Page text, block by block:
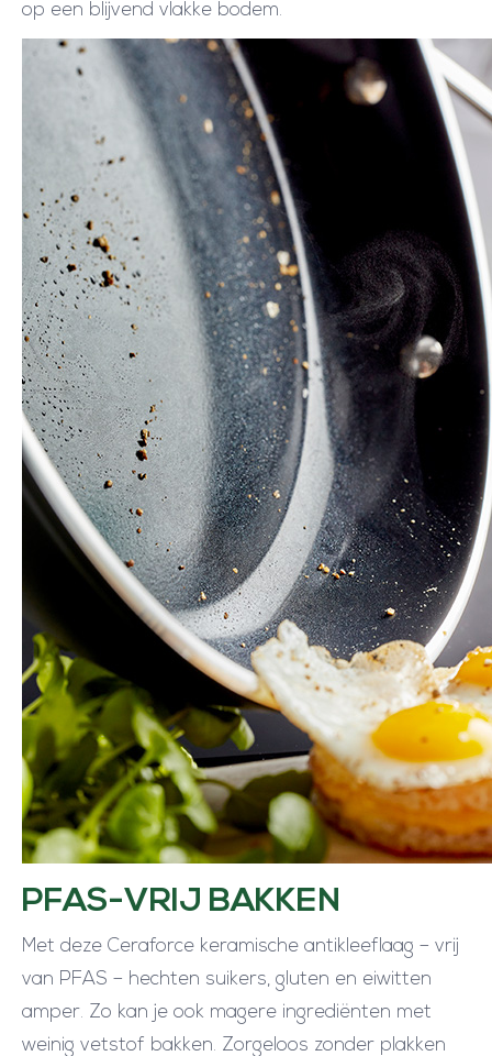
op een blijvend vlakke bodem.
PFAS-VRIJ BAKKEN
Met deze Ceraforce keramische antikleeflaag – vrij
van PFAS – hechten suikers, gluten en eiwitten
amper. Zo kan je ook magere ingrediënten met
weinig vetstof bakken. Zorgeloos zonder plakken